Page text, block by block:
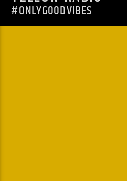
#ONLYGOODVIBES